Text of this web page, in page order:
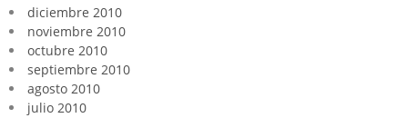
diciembre 2010
noviembre 2010
octubre 2010
septiembre 2010
agosto 2010
julio 2010